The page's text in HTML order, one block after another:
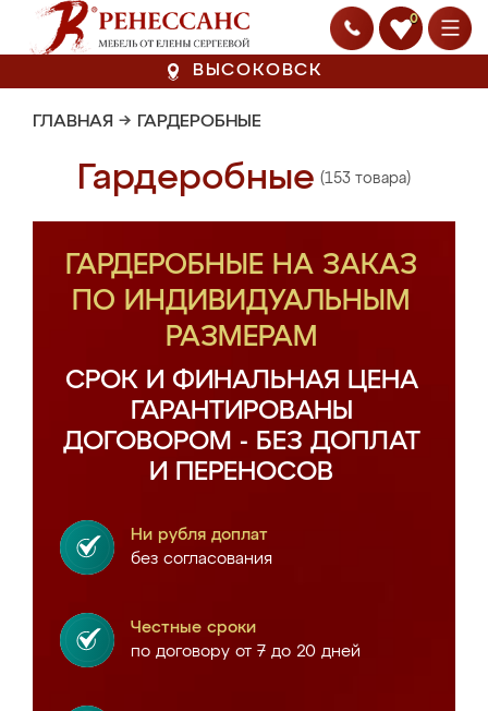
0
ВЫСОКОВСК
ГЛАВНАЯ → ГАРДЕРОБНЫЕ
Гардеробные (153 товара)
ГАРДЕРОБНЫЕ НА ЗАКАЗ
ПО ИНДИВИДУАЛЬНЫМ
РАЗМЕРАМ
СРОК И ФИНАЛЬНАЯ ЦЕНА
ГАРАНТИРОВАНЫ
ДОГОВОРОМ - БЕЗ ДОПЛАТ
И ПЕРЕНОСОВ
Ни рубля доплат
без согласования
Честные сроки
по договору от 7 до 20 дней